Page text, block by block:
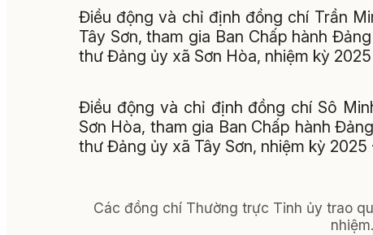
Điều động và chỉ định đồng chí Trần
Tây Sơn, tham gia Ban Chấp hành
thư Đảng ủy xã Sơn Hòa, nhiệm kỳ
Điều động và chỉ định đồng chí Sô
Sơn Hòa, tham gia Ban Chấp hành
thư Đảng ủy xã Tây Sơn, nhiệm kỳ 2025
Các đồng chí Thường trực Tỉnh ủy trao